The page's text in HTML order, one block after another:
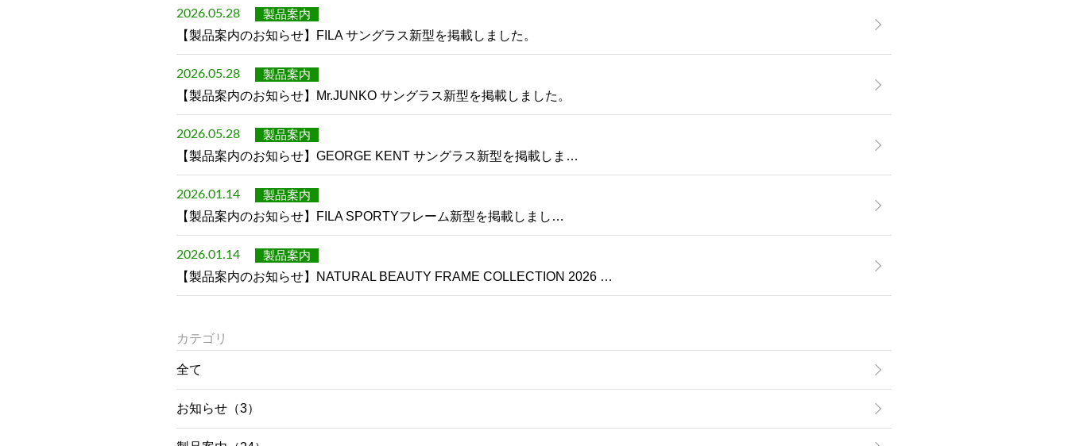
2026.05.28
製品案内
【製品案内のお知らせ】FILA サングラス新型を掲載しました。
2026.05.28
製品案内
【製品案内のお知らせ】Mr.JUNKO サングラス新型を掲載しました。
2026.05.28
製品案内
【製品案内のお知らせ】GEORGE KENT サングラス新型を掲載しま…
2026.01.14
製品案内
【製品案内のお知らせ】FILA SPORTYフレーム新型を掲載しまし…
2026.01.14
製品案内
【製品案内のお知らせ】NATURAL BEAUTY FRAME COLLECTION 2026 …
カテゴリ
全て
お知らせ（3）